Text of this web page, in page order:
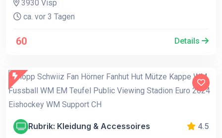
3930 Visp
ca. vor 3 Tagen
60 Details
Rubrik: Kleidung & Accessoires 4.5